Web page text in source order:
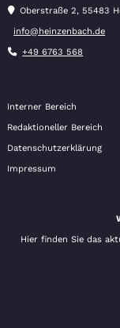
Oberstraße 2, 55483
info@heinzenbach.de
+49 6763 568
Interner Bereich
Redaktioneller Bereich
Datenschutzerklärung
Impressum
Hier finden Sie das